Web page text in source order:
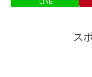
LINE
ス